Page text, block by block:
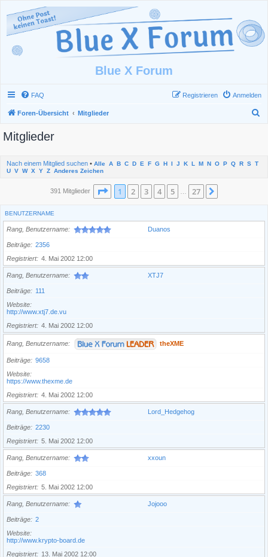
Blue X Forum
FAQ Anmelden
Registrieren
Foren-Übersicht Mitglieder
Mitglieder
Nach einem Mitglied suchen • Alle A B C D E F G H I J K L M N O P Q R S T
U V W X Y Z Anderes Zeichen
391 Mitglieder Seite 1von 27
1 2 3 4 5 27
BENUTZERNAME
Rang, Benutzername Duanos
Beiträge
2356
Registriert
4. Mai 2002 12:00
Rang, Benutzername XTJ7
Beiträge
111
Website
http://www.xtj7.de.vu
Registriert
4. Mai 2002 12:00
Rang, Benutzername theXME
Beiträge
9658
Website
https://www.thexme.de
Registriert
4. Mai 2002 12:00
Rang, Benutzername Lord_Hedgehog
Beiträge
2230
Registriert
5. Mai 2002 12:00
Rang, Benutzername xxoun
Beiträge
368
Registriert
5. Mai 2002 12:00
Rang, Benutzername Jojooo
Beiträge
2
Website
http://www.krypto-board.de
Registriert
13. Mai 2002 12:00